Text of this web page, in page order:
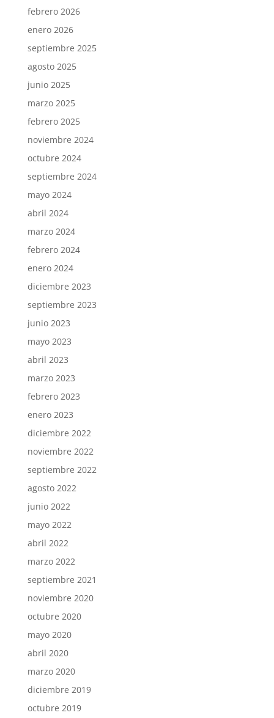
febrero 2026
enero 2026
septiembre 2025
agosto 2025
junio 2025
marzo 2025
febrero 2025
noviembre 2024
octubre 2024
septiembre 2024
mayo 2024
abril 2024
marzo 2024
febrero 2024
enero 2024
diciembre 2023
septiembre 2023
junio 2023
mayo 2023
abril 2023
marzo 2023
febrero 2023
enero 2023
diciembre 2022
noviembre 2022
septiembre 2022
agosto 2022
junio 2022
mayo 2022
abril 2022
marzo 2022
septiembre 2021
noviembre 2020
octubre 2020
mayo 2020
abril 2020
marzo 2020
diciembre 2019
octubre 2019